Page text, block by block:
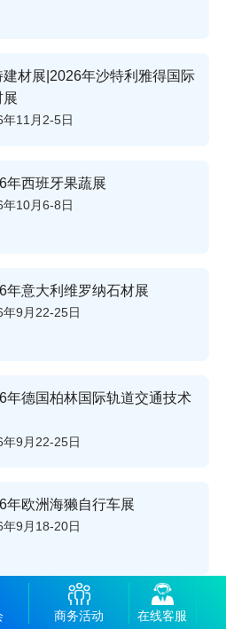
建材展|2026年沙特利雅得国际
展
年11月2-5日
年西班牙果蔬展
年10月6-8日
年意大利维罗纳石材展
年9月22-25日
年德国柏林国际轨道交通技术
年9月22-25日
年欧洲海獭自行车展
年9月18-20日
年意大利米兰国际皮具箱包展
商务活动 在线客服